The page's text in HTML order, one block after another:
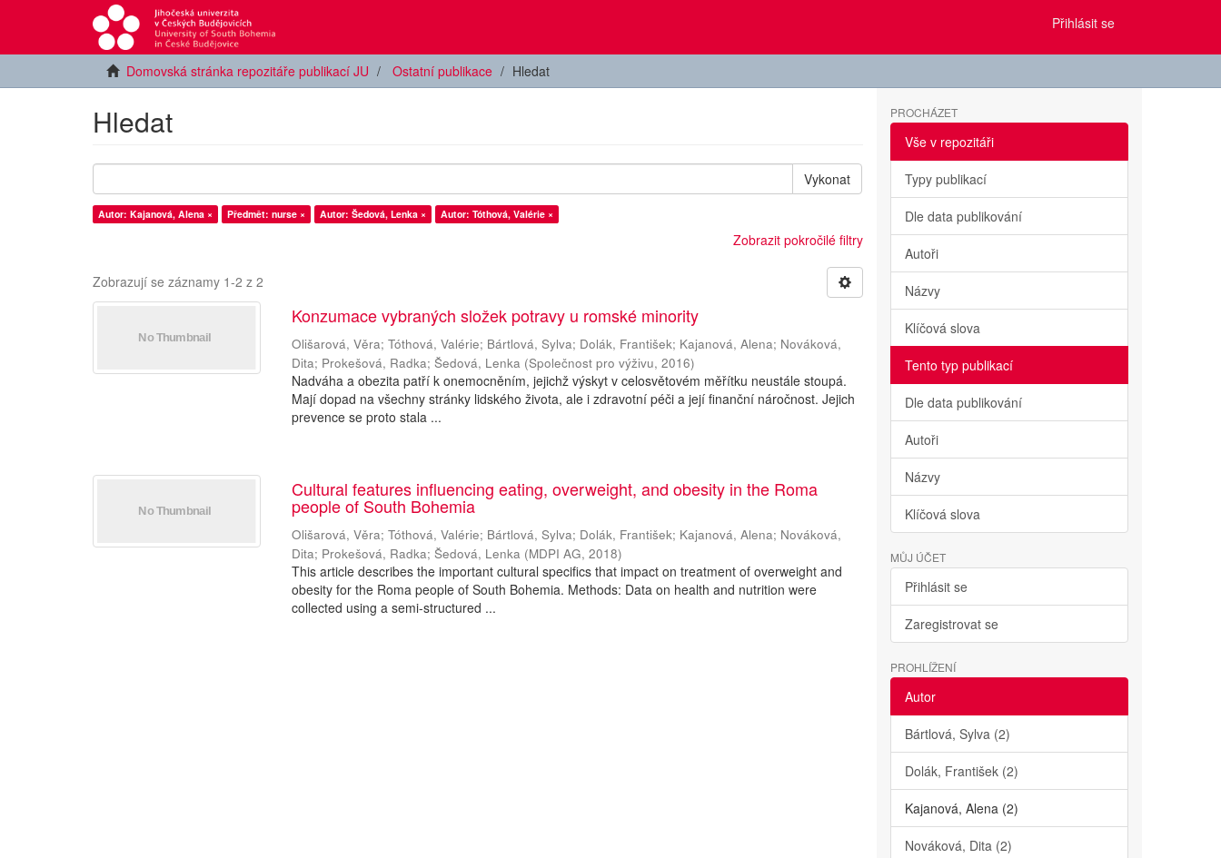
Přihlásit se
Domovská stránka repozitáře publikací JU Ostatní publikace Hledat
Hledat
Vykonat
Autor: Kajanová, Alena × Předmět: nurse × Autor: Šedová, Lenka × Autor: Tóthová, Valérie ×
Zobrazit pokročilé filtry
Zobrazují se záznamy 1-2 z 2
Konzumace vybraných složek potravy u romské minority
Olišarová, Věra;Tóthová, Valérie; Bártlová, Sylva; Dolák, František; Kajanová, Alena; Nováková,
Dita; Prokešová, Radka;Šedová, Lenka (Společnost pro výživu,2016)
Nadváha a obezita patří k onemocněním, jejichž výskyt v celosvětovém měřítku neustále stoupá.
Mají dopad na všechny stránky lidského života, ale i zdravotní péči a její finanční náročnost. Jejich
prevence se proto stala ...
Cultural features influencing eating, overweight, and obesity in the Roma
people of South Bohemia
Olišarová, Věra;Tóthová, Valérie; Bártlová, Sylva; Dolák, František; Kajanová, Alena; Nováková,
Dita; Prokešová, Radka;Šedová, Lenka (MDPI AG,2018)
This article describes the important cultural specifics that impact on treatment of overweight and
obesity for the Roma people of South Bohemia. Methods: Data on health and nutrition were
collected using a semi-structured ...
PROCHÁZET
Vše v repozitáři
Typy publikací
Dle data publikování
Autoři
Názvy
Klíčová slova
Tento typ publikací
Dle data publikování
Autoři
Názvy
Klíčová slova
MŮJ ÚČET
Přihlásit se
Zaregistrovat se
PROHLÍŽENÍ
Autor
Bártlová, Sylva (2)
Dolák, František (2)
Kajanová, Alena (2)
Nováková, Dita (2)